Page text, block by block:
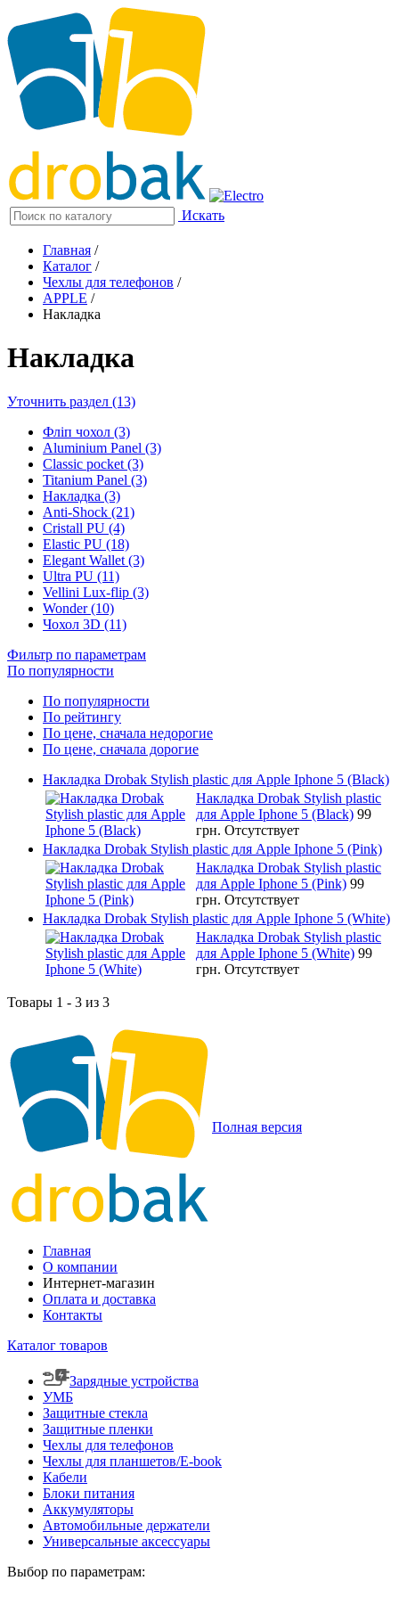
Искать
Главная /
Каталог /
Чехлы для телефонов /
APPLE /
Накладка
Накладка
Уточнить раздел (13)
Фліп чохол (3)
Aluminium Panel (3)
Classic pocket (3)
Titanium Panel (3)
Накладка (3)
Anti-Shock (21)
Cristall PU (4)
Elastic PU (18)
Elegant Wallet (3)
Ultra PU (11)
Vellini Lux-flip (3)
Wonder (10)
Чохол 3D (11)
Фильтр по параметрам
По популярности
По популярности
По рейтингу
По цене, сначала недорогие
По цене, сначала дорогие
Накладка Drobak Stylish plastic для Apple Iphone 5 (Black)
Накладка Drobak Stylish plastic
для Apple Iphone 5 (Black) 99
грн. Отсутствует
Накладка Drobak Stylish plastic для Apple Iphone 5 (Pink)
Накладка Drobak Stylish plastic
для Apple Iphone 5 (Pink) 99
грн. Отсутствует
Накладка Drobak Stylish plastic для Apple Iphone 5 (White)
Накладка Drobak Stylish plastic
для Apple Iphone 5 (White) 99
грн. Отсутствует
Товары 1 - 3 из 3
Полная версия
Главная
О компании
Интернет-магазин
Оплата и доставка
Контакты
Каталог товаров
Зарядные устройства
УМБ
Защитные стекла
Защитные пленки
Чехлы для телефонов
Чехлы для планшетов/E-book
Кабели
Блоки питания
Аккумуляторы
Автомобильные держатели
Универсальные аксессуары
Выбор по параметрам: